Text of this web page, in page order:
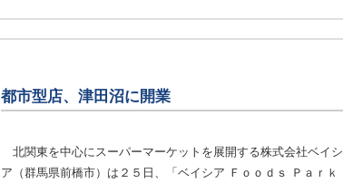
都市型店、津田沼に開業
北関東を中心にスーパーマーケットを展開する株式会社ベイシ
ア（群馬県前橋市）は２５日、「ベイシア Ｆｏｏｄｓ Ｐａｒｋ